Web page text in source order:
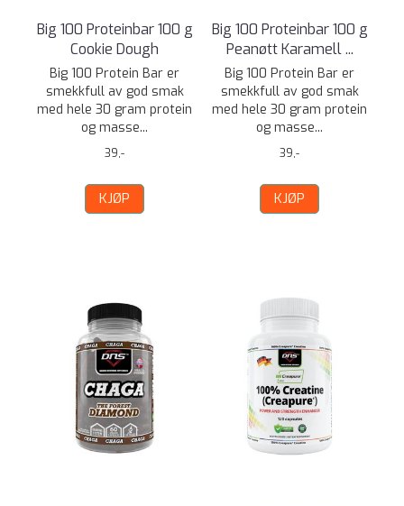
Big 100 Proteinbar 100 g
Cookie Dough
Big 100 Protein Bar er
smekkfull av god smak
med hele 30 gram protein
og masse...
39,-
KJØP
Big 100 Proteinbar 100 g
Peanøtt Karamell ...
Big 100 Protein Bar er
smekkfull av god smak
med hele 30 gram protein
og masse...
39,-
KJØP